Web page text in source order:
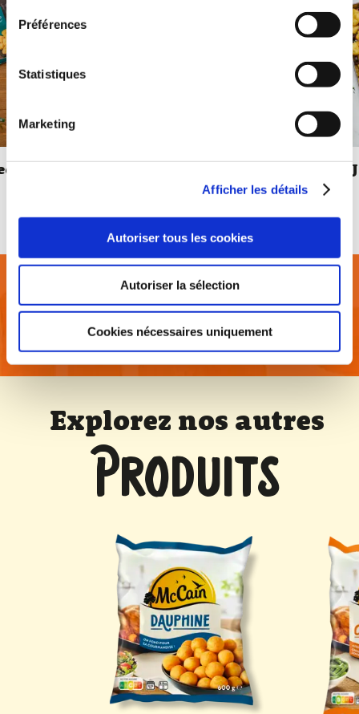
Préférences
Statistiques
Marketing
Afficher les détails
Autoriser tous les cookies
Autoriser la sélection
Cookies nécessaires uniquement
rôti, pommes de terre &
de
cuisson
Voir toutes les recettes
Explorez nos autres
PRODUITS